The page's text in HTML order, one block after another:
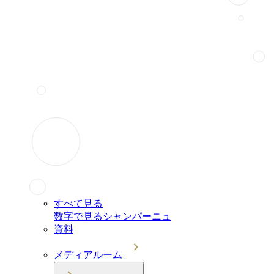
すべて見る
数字で見るシャンパーニュ
資料
メディアルーム